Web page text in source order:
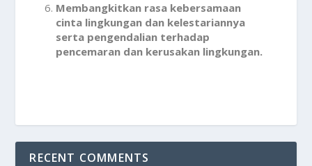
Membangkitkan rasa kebersamaan
cinta lingkungan dan kelestariannya
serta pengendalian terhadap
pencemaran dan kerusakan lingkungan.
RECENT COMMENTS